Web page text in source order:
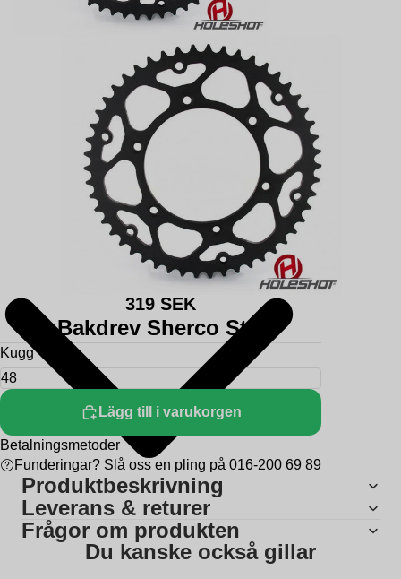
319 SEK
Bakdrev Sherco Stål
Kugg
Lägg till i varukorgen
Betalningsmetoder
Funderingar? Slå oss en pling på 016-200 69 89
Produktbeskrivning
Leverans & returer
Frågor om produkten
Du kanske också gillar